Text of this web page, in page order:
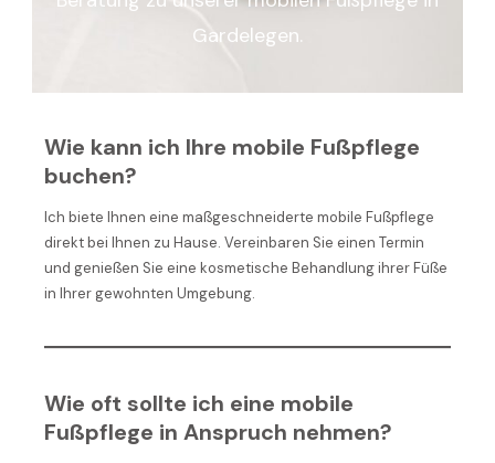
Gardelegen.
Wie kann ich Ihre mobile Fußpflege
buchen?
Ich biete Ihnen eine maßgeschneiderte mobile Fußpflege
direkt bei Ihnen zu Hause. Vereinbaren Sie einen Termin
und genießen Sie eine kosmetische Behandlung ihrer Füße
in Ihrer gewohnten Umgebung.
Wie oft sollte ich eine mobile
Fußpflege in Anspruch nehmen?